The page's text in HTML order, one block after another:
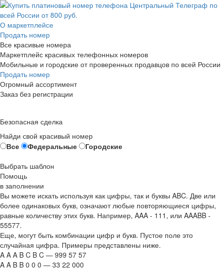
О маркетплейсе
Продать номер
Все красивые номера
Маркетплейс красивых телефонных номеров
Мобильные и городские от проверенных продавцов по всей России
Продать номер
Огромный ассортимент
Заказ без регистрации
Безопасная сделка
Найди свой красивый номер
Все
Федеральные
Городские
Выбрать шаблон
Помощь
в заполнении
Вы можете искать используя как цифры, так и буквы ABC. Две или
более одинаковых букв, означают любые повторяющиеся цифры,
равные количеству этих букв. Например, AAA - 111 , или AAABB -
55577.
Еще, могут быть комбинации цифр и букв. Пустое поле это
случайная цифра. Примеры представлены ниже.
A A A B C B C — 999 57 57
A A B B 0 0 0 — 33 22 000